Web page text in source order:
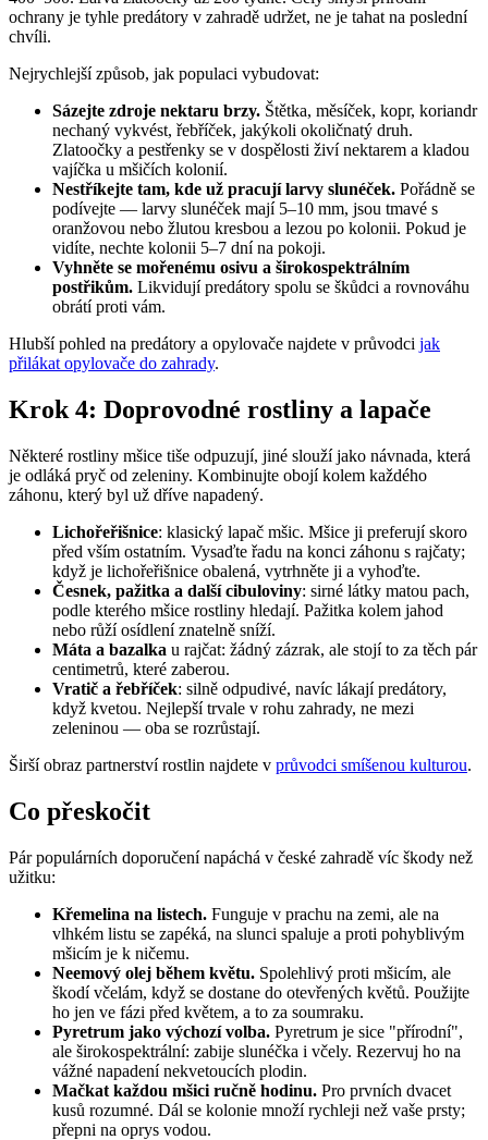
ochrany je tyhle predátory v zahradě udržet, ne je tahat na poslední
chvíli.
Nejrychlejší způsob, jak populaci vybudovat:
Sázejte zdroje nektaru brzy. Štětka, měsíček, kopr, koriandr
nechaný vykvést, řebříček, jakýkoli okoličnatý druh.
Zlatoočky a pestřenky se v dospělosti živí nektarem a kladou
vajíčka u mšičích kolonií.
Nestříkejte tam, kde už pracují larvy slunéček. Pořádně se
podívejte — larvy slunéček mají 5–10 mm, jsou tmavé s
oranžovou nebo žlutou kresbou a lezou po kolonii. Pokud je
vidíte, nechte kolonii 5–7 dní na pokoji.
Vyhněte se mořenému osivu a širokospektrálním
postřikům. Likvidují predátory spolu se škůdci a rovnováhu
obrátí proti vám.
Hlubší pohled na predátory a opylovače najdete v průvodci jak
přilákat opylovače do zahrady.
Krok 4: Doprovodné rostliny a lapače
Některé rostliny mšice tiše odpuzují, jiné slouží jako návnada, která
je odláká pryč od zeleniny. Kombinujte obojí kolem každého
záhonu, který byl už dříve napadený.
Lichořeřišnice: klasický lapač mšic. Mšice ji preferují skoro
před vším ostatním. Vysaďte řadu na konci záhonu s rajčaty;
když je lichořeřišnice obalená, vytrhněte ji a vyhoďte.
Česnek, pažitka a další cibuloviny: sirné látky matou pach,
podle kterého mšice rostliny hledají. Pažitka kolem jahod
nebo růží osídlení znatelně sníží.
Máta a bazalka u rajčat: žádný zázrak, ale stojí to za těch pár
centimetrů, které zaberou.
Vratič a řebříček: silně odpudivé, navíc lákají predátory,
když kvetou. Nejlepší trvale v rohu zahrady, ne mezi
zeleninou — oba se rozrůstají.
Širší obraz partnerství rostlin najdete v průvodci smíšenou kulturou.
Co přeskočit
Pár populárních doporučení napáchá v české zahradě víc škody než
užitku:
Křemelina na listech. Funguje v prachu na zemi, ale na
vlhkém listu se zapéká, na slunci spaluje a proti pohyblivým
mšicím je k ničemu.
Neemový olej během květu. Spolehlivý proti mšicím, ale
škodí včelám, když se dostane do otevřených květů. Použijte
ho jen ve fázi před květem, a to za soumraku.
Pyretrum jako výchozí volba. Pyretrum je sice "přírodní",
ale širokospektrální: zabije slunéčka i včely. Rezervuj ho na
vážné napadení nekvetoucích plodin.
Mačkat každou mšici ručně hodinu. Pro prvních dvacet
kusů rozumné. Dál se kolonie množí rychleji než vaše prsty;
přepni na oprys vodou.